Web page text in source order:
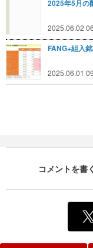
2025年5月の
2025.06.02
FANG+組入
2025.06.01
コメントを書く